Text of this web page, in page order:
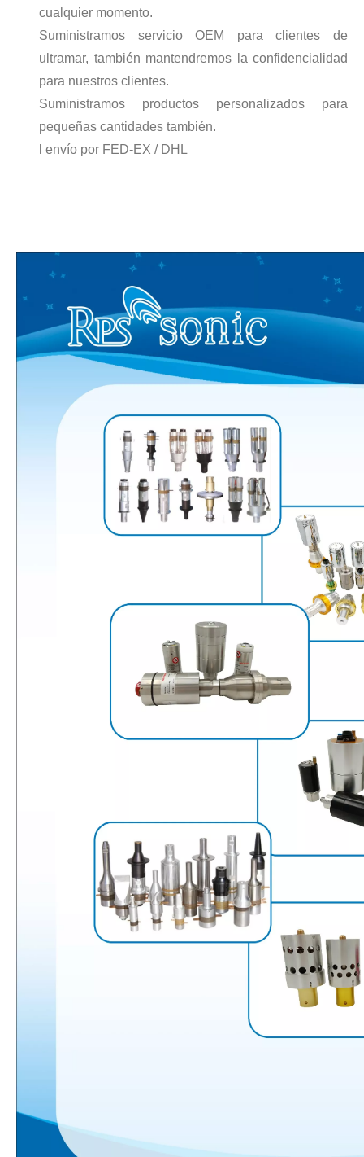
¿Qué es la tecnología de desgasificación de lodos de baterías ultrasónicas?
Actualmente, la investigación sobre la extracción de antioxidantes
¿Cuál es el principio y la teoría de la máquina de soldadura de
El sistema de recubrimiento de pulverización ultrasónica es una
cualquier momento.
Suministramos servicio OEM para clientes de
ultramar, también mantendremos la confidencialidad
para nuestros clientes.
Suministramos productos personalizados para
pequeñas cantidades también.
l envío por FED-EX / DHL